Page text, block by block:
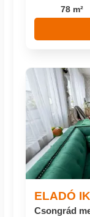
78 m²
ELADÓ
Csongrád